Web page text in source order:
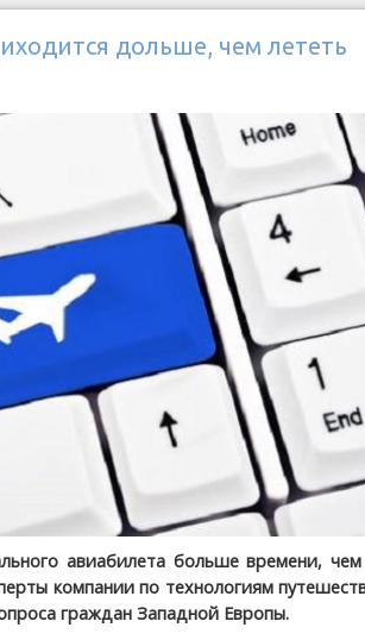
дольше, чем лететь
авиабилета больше времени,
компании по технологиям
граждан Западной Европы.